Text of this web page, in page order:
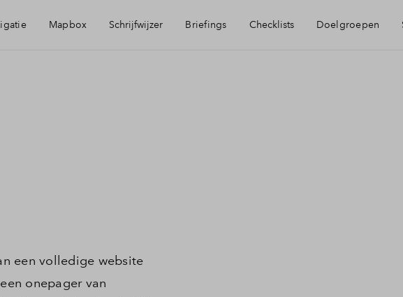
Mapbox Schrijfwijzer Briefings Checklists Doelgroepen
een volledige website
onepager van